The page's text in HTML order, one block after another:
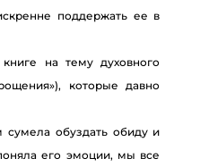
поддержать ее в
на тему духовного
которые давно
обуздать обиду и
его эмоции, мы все